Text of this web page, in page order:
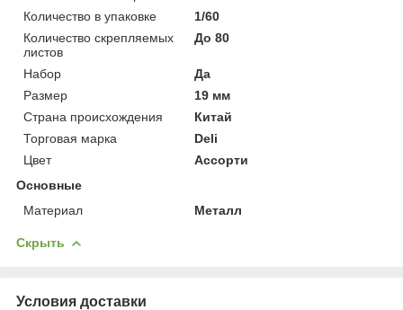
Количество в упаковке
1/60
Количество скрепляемых
листов
До 80
Набор
Да
Размер
19 мм
Страна происхождения
Китай
Торговая марка
Deli
Цвет
Ассорти
Основные
Материал
Металл
Скрыть
Условия доставки